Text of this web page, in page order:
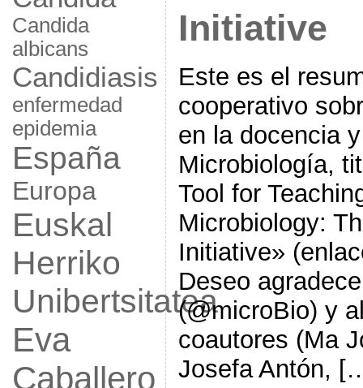
Candida
albicans
Candidiasis
enfermedad
epidemia
España
Europa
Euskal
Herriko
Unibertsitatea
Eva
Caballero
Initiative
Este es el
cooperativo
en la docencia
Microbiología,
Tool for
Microbiology:
Initiative»
Deseo
(@microBio) y
coautores (Ma
Josefa Antón,